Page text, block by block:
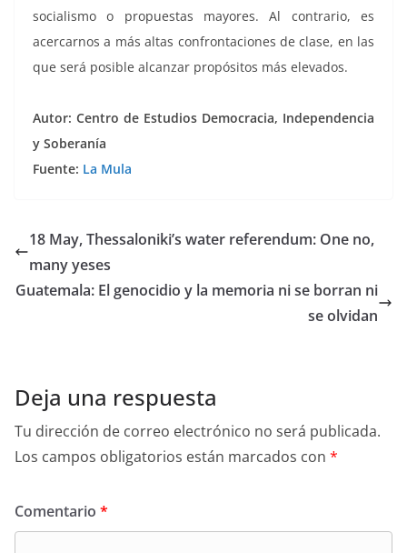
socialismo o propuestas mayores. Al contrario, es
acercarnos a más altas confrontaciones de clase, en las
que será posible alcanzar propósitos más elevados.
Autor: Centro de Estudios Democracia, Independencia
y Soberanía
Fuente: La Mula
18 May, Thessaloniki’s water referendum: One no,
many yeses
Guatemala: El genocidio y la memoria ni se borran ni
se olvidan
Deja una respuesta
Tu dirección de correo electrónico no será publicada.
Los campos obligatorios están marcados con *
Comentario *